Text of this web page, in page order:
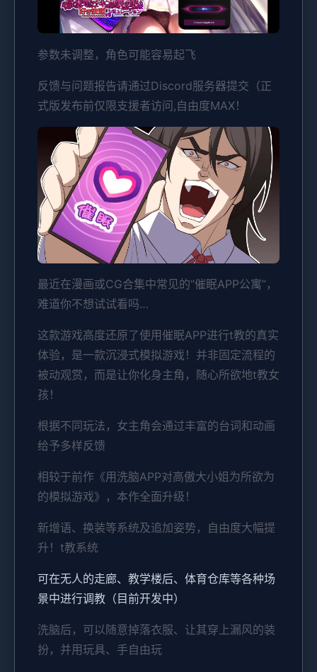
参数未调整，角色可能容易起飞
反馈与问题报告请通过Discord服务器提交（正
式版发布前仅限支援者访问,自由度MAX！
最近在漫画或CG合集中常见的“催眠APP公寓”，
难道你不想试试看吗…
这款游戏高度还原了使用催眠APP进行t教的真实
体验，是一款沉浸式模拟游戏！并非固定流程的
被动观赏，而是让你化身主角，随心所欲地t教女
孩！
根据不同玩法，女主角会通过丰富的台词和动画
给予多样反馈
相较于前作《用洗脑APP对高傲大小姐为所欲为
的模拟游戏》，本作全面升级！
新增语、换装等系统及追加姿势，自由度大幅提
升！t教系统
可在无人的走廊、教学楼后、体育仓库等各种场
景中进行调教（目前开发中）
洗脑后，可以随意掉落衣服、让其穿上漏风的装
扮，并用玩具、手自由玩